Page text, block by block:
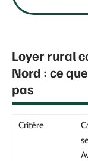
Loyer rural
Nord : ce
pas
Critère